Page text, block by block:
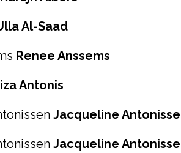
Al-Saad
Renee Anssems
Antonis
Jacqueline
Jacqueline